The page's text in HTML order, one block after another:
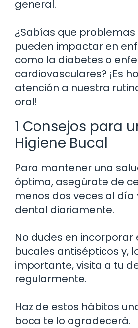
general.
¿Sabías que problemas
pueden impactar en
como la diabetes o
cardiovasculares? ¡Es
atención a nuestra
oral!
1 Consejos para
Higiene Bucal
Para mantener una
óptima, asegúrate de
menos dos veces al día
dental diariamente.
No dudes en incorporar
bucales antisépticos y,
importante, visita a tu
regularmente.
Haz de estos hábitos
boca te lo agradecerá.